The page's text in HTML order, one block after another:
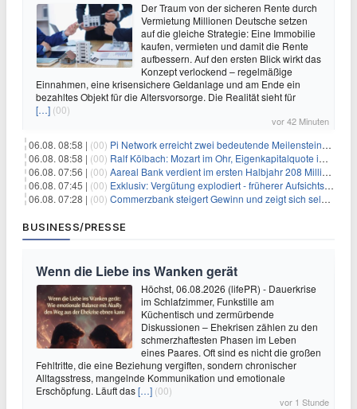
Der Traum von der sicheren Rente durch
Vermietung Millionen Deutsche setzen
auf die gleiche Strategie: Eine Immobilie
kaufen, vermieten und damit die Rente
aufbessern. Auf den ersten Blick wirkt das
Konzept verlockend – regelmäßige
Einnahmen, eine krisensichere Geldanlage und am Ende ein
bezahltes Objekt für die Altersvorsorge. Die Realität sieht für
[…] (00)
vor 42 Minuten
06.08. 08:58 | (00) Pi Network erreicht zwei bedeutende Meilensteine in einer Rallye
06.08. 08:58 | (00) Ralf Kölbach: Mozart im Ohr, Eigenkapitalquote im Blick - wie dieser Denker die Westerwald Bank führt
06.08. 07:56 | (00) Aareal Bank verdient im ersten Halbjahr 208 Millionen Euro
06.08. 07:45 | (00) Exklusiv: Vergütung explodiert - früherer Aufsichtsratschef gibt aus Protest Ehrentitel ab
06.08. 07:28 | (00) Commerzbank steigert Gewinn und zeigt sich selbstbewusst gegenüber Unicredit
BUSINESS/PRESSE
Wenn die Liebe ins Wanken gerät
Höchst, 06.08.2026 (lifePR) - Dauerkrise
im Schlafzimmer, Funkstille am
Küchentisch und zermürbende
Diskussionen – Ehekrisen zählen zu den
schmerzhaftesten Phasen im Leben
eines Paares. Oft sind es nicht die großen
Fehltritte, die eine Beziehung vergiften, sondern chronischer
Alltagsstress, mangelnde Kommunikation und emotionale
Erschöpfung. Läuft das[…] (00)
vor 1 Stunde